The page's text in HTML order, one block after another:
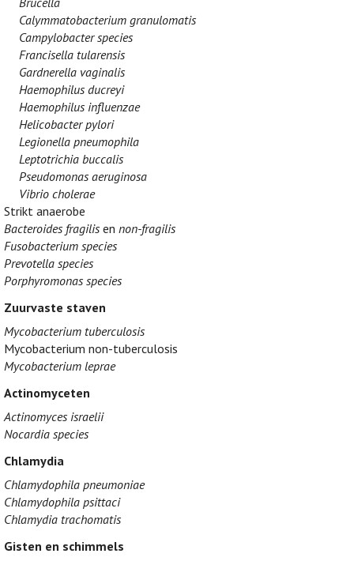
Calymmatobacterium granulomatis
Campylobacter species
Francisella tularensis
Gardnerella vaginalis
Haemophilus ducreyi
Haemophilus influenzae
Helicobacter pylori
Legionella pneumophila
Leptotrichia buccalis
Pseudomonas aeruginosa
Vibrio cholerae
Strikt anaerobe
Bacteroides fragilis en non-fragilis
Fusobacterium species
Prevotella species
Porphyromonas species
Zuurvaste staven
Mycobacterium tuberculosis
Mycobacterium non-tuberculosis
Mycobacterium leprae
Actinomyceten
Actinomyces israelii
Nocardia species
Chlamydia
Chlamydophila pneumoniae
Chlamydophila psittaci
Chlamydia trachomatis
Gisten en schimmels